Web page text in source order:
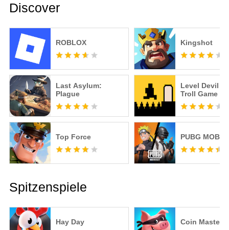
Discover
ROBLOX Kingshot
Last Asylum:
Plague
Level Devil -
Troll Game
Top Force PUBG
Spitzenspiele
Hay Day Coin Master